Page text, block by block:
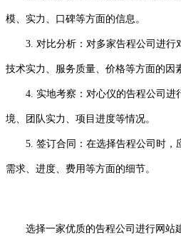
模、实力、口碑等方面的信息。
3. 对比分析：对多家告程公司进行
技术实力、服务质量、价格等方面的因
4. 实地考察：对心仪的告程公司进
境、团队实力、项目进度等情况。
5. 签订合同：在选择告程公司时，
需求、进度、费用等方面的细节。
选择一家优质的告程公司进行网站